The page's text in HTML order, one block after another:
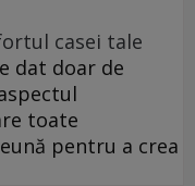
casei tale
dat doar de
toate
pentru a crea